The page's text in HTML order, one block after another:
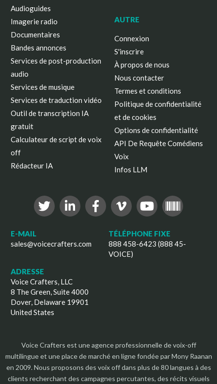
Audioguides
Imagerie radio
Documentaires
Bandes annonces
Services de post-production
audio
Services de musique
Services de traduction vidéo
Outil de transcription IA
gratuit
Calculateur de script de voix
off
Rédacteur IA
AUTRE
Connexion
S'inscrire
À propos de nous
Nous contacter
Termes et conditions
Politique de confidentialité
et de cookies
Options de confidentialité
API De Requête Comédiens
Voix
Infos LLM
E-MAIL
sales@voicecrafters.com
TÉLÉPHONE FIXE
888 458-6423 (888 45-
VOICE)
ADRESSE
Voice Crafters, LLC
8 The Green, Suite 4000
Dover, Delaware 19901
United States
Voice Crafters est une agence professionnelle de voix-off
multilingue et une place de marché en ligne fondée par Mony Raanan
en 2009. Nous proposons des voix off dans plus de 80 langues à des
clients recherchant des campagnes percutantes, des récits visuels